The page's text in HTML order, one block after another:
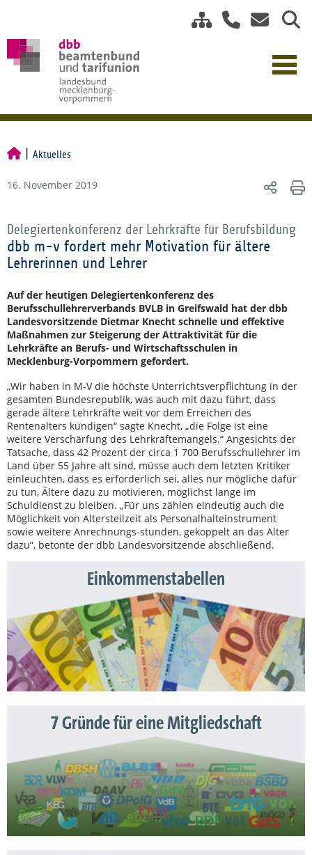
Aktuelles
16. November 2019
Delegiertenkonferenz der Lehrkräfte für Berufsbildung
dbb m-v fordert mehr Motivation für ältere
Lehrerinnen und Lehrer
Auf der heutigen Delegiertenkonferenz des
Berufsschullehrerverbands BVLB in Greifswald hat der dbb
Landesvorsitzende Dietmar Knecht schnelle und effektive
Maßnahmen zur Steigerung der Attraktivität für die
Lehrkräfte an Berufs- und Wirtschaftsschulen in
Mecklenburg-Vorpommern gefordert.
„Wir haben in M-V die höchste Unterrichtsverpflichtung in der
gesamten Bundesrepublik, was auch mit dazu führt, dass
gerade ältere Lehrkräfte weit vor dem Erreichen des
Rentenalters kündigen“ sagte Knecht, „die Folge ist eine
weitere Verschärfung des Lehrkräftemangels.“ Angesichts der
Tatsache, dass 42 Prozent der circa 1 700 Berufsschullehrer im
Land über 55 Jahre alt sind, müsse auch dem letzten Kritiker
einleuchten, dass es erforderlich sei, alles nur mögliche dafür
zu tun, Ältere dazu zu motivieren, möglichst lange im
Schuldienst zu bleiben. „Für uns zählen eindeutig auch die
Möglichkeit von Altersteilzeit als Personalhalteinstrument
sowie weitere Anrechnungs-stunden, gekoppelt an das Alter
dazu“, betonte der dbb Landesvorsitzende abschließend.
Einkommenstabellen
7 Gründe für eine Mitgliedschaft